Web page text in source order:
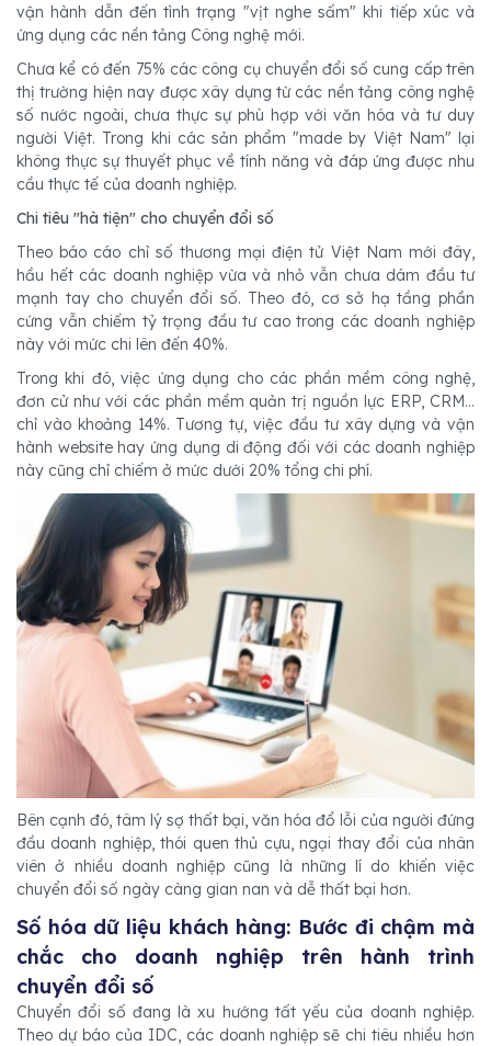
vận hành dẫn đến tình trạng "vịt nghe sấm" khi tiếp xúc và
ứng dụng các nền tảng Công nghệ mới.
Chưa kể có đến 75% các công cụ chuyển đổi số cung cấp trên
thị trường hiện nay được xây dựng từ các nền tảng công nghệ
số nước ngoài, chưa thực sự phù hợp với văn hóa và tư duy
người Việt. Trong khi các sản phẩm "made by Việt Nam" lại
không thực sự thuyết phục về tính năng và đáp ứng được nhu
cầu thực tế của doanh nghiệp.
Chi tiêu "hà tiện" cho chuyển đổi số
Theo báo cáo chỉ số thương mại điện tử Việt Nam mới đây,
hầu hết các doanh nghiệp vừa và nhỏ vẫn chưa dám đầu tư
mạnh tay cho chuyển đổi số. Theo đó, cơ sở hạ tầng phần
cứng vẫn chiếm tỷ trọng đầu tư cao trong các doanh nghiệp
này với mức chi lên đến 40%.
Trong khi đó, việc ứng dụng cho các phần mềm công nghệ,
đơn cử như với các phần mềm quản trị nguồn lực ERP, CRM…
chỉ vào khoảng 14%. Tương tự, việc đầu tư xây dựng và vận
hành website hay ứng dụng di động đối với các doanh nghiệp
này cũng chỉ chiếm ở mức dưới 20% tổng chi phí.
Bên cạnh đó, tâm lý sợ thất bại, văn hóa đổ lỗi của người đứng
đầu doanh nghiệp, thói quen thủ cựu, ngại thay đổi của nhân
viên ở nhiều doanh nghiệp cũng là những lí do khiến việc
chuyển đổi số ngày càng gian nan và dễ thất bại hơn.
Số hóa dữ liệu khách hàng: Bước đi chậm mà
chắc cho doanh nghiệp trên hành trình
chuyển đổi số
Chuyển đổi số đang là xu hướng tất yếu của doanh nghiệp.
Theo dự báo của IDC, các doanh nghiệp sẽ chi tiêu nhiều hơn